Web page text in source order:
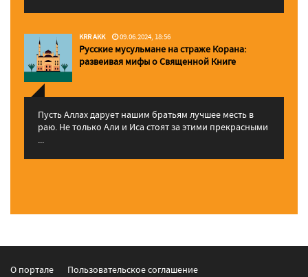
KRR AKK 09.06.2024, 18:56
Русские мусульмане на страже Корана:
pазвеивая мифы о Священной Книге
Пусть Аллах дарует нашим братьям лучшее месть в
раю. Не только Али и Иса стоят за этими прекрасными
...
О портале Пользовательское соглашение